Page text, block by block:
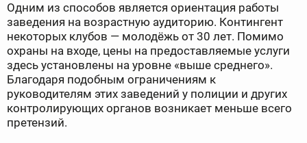
Одним из способов является ориентация работы
заведения на возрастную аудиторию. Контингент
некоторых клубов — молодёжь от 30 лет. Помимо
охраны на входе, цены на предоставляемые услуги
здесь установлены на уровне «выше среднего».
Благодаря подобным ограничениям к
руководителям этих заведений у полиции и других
контролирующих органов возникает меньше всего
претензий.